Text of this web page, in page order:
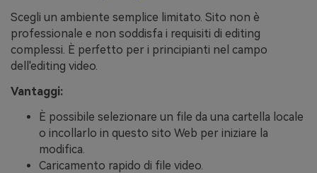
Scegli un ambiente semplice limitato. Sito non è
professionale e non soddisfa i requisiti di editing
complessi. È perfetto per i principianti nel campo
dell'editing video.
Vantaggi:
È possibile selezionare un file da una cartella locale
o incollarlo in questo sito Web per iniziare la
modifica.
Caricamento rapido di file video.